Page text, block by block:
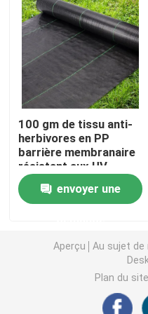
Nappe non-tissée
Tissu de nettoyage
Chiffons de nettoyage
Tissu industriel à
Essuie-glaces pour
Seringues de cuisine
100 gm de tissu anti-
herbivores en PP
barrière membranaire
résistant aux UV
durable
envoyer une
Aperçu Au sujet de
Plan du site